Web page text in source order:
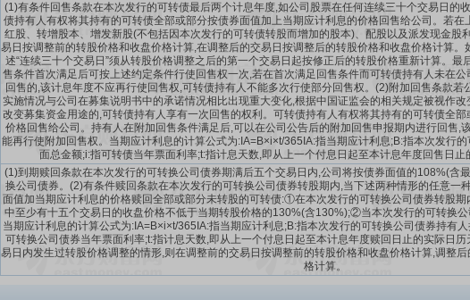
(1)有条件回售条款在本次发行的可转债最后两个计息年度,如公司股票在任何连续三十个交易日的
债持有人有权将其持有的可转债全部或部分按债券面值加上当期应计利息的价格回售给公司。若
红股、转增股本、增发新股(不包括因本次发行的可转债转股而增加的股本)、配股以及派发现金股
易日按调整前的转股价格和收盘价格计算,在调整后的交易日按调整后的转股价格和收盘价格计算
述“连续三十个交易日”须从转股价格调整之后的第一个交易日起按修正后的转股价格重新计算。最
售条件首次满足后可按上述约定条件行使回售权一次,若在首次满足回售条件而可转债持有人未在
回售的,该计息年度不应再行使回售权,可转债持有人不能多次行使部分回售权。(2)附加回售条款若
实施情况与公司在募集说明书中的承诺情况相比出现重大变化,根据中国证监会的相关规定被视作
改变募集资金用途的,可转债持有人享有一次回售的权利。可转债持有人有权将其持有的可转债全
价格回售给公司。持有人在附加回售条件满足后,可以在公司公告后的附加回售申报期内进行回售,
能再行使附加回售权。当期应计利息的计算公式为:IA=B×i×t/365IA:指当期应计利息;B:指本次发行
面总金额;i:指可转债当年票面利率;t:指计息天数,即从上一个付息日起至本计息年度回售日止
(1)到期赎回条款在本次发行的可转换公司债券期满后五个交易日内,公司将按债券面值的108%(含
换公司债券。(2)有条件赎回条款在本次发行的可转换公司债券转股期内,当下述两种情形的任意一
面值加当期应计利息的价格赎回全部或部分未转股的可转债:①在本次发行的可转换公司债券转股期
中至少有十五个交易日的收盘价格不低于当期转股价格的130%(含130%);②当本次发行的可转换公
当期应计利息的计算公式为:IA=B×i×t/365IA:指当期应计利息;B:指本次发行的可转换公司债券持有
可转换公司债券当年票面利率;t:指计息天数,即从上一个付息日起至本计息年度赎回日止的实际日
易日内发生过转股价格调整的情形,则在调整前的交易日按调整前的转股价格和收盘价格计算,调整
格计算。